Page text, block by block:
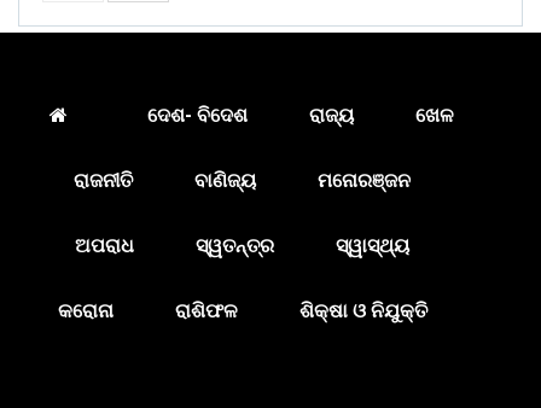
ଦେଶ- ବିଦେଶ ରାଜ୍ୟ ଖେଳ
ରାଜନୀତି ବାଣିଜ୍ୟ ମନୋରଞ୍ଜନ
ଅପରାଧ ସ୍ୱତନ୍ତ୍ର ସ୍ୱାସ୍ଥ୍ୟ
କରୋନା ରାଶିଫଳ ଶିକ୍ଷା ଓ ନିଯୁକ୍ତି